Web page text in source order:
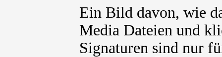
Ein Bild davon, wie
Media Dateien und
Signaturen sind nur